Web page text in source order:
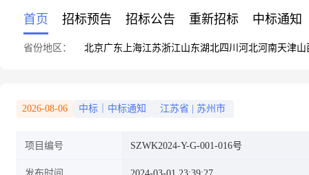
造价委托评(协)审服务(第十六
首页 招标预告 招标公告 重新招标 中标通知
省份地区： 北京广东 上海江苏浙江山东湖北四川 河北河南天津山
2026-08-06 中标｜中标通知 江苏省 苏州市
项目编号 SZWK2024-Y-G-001-016号